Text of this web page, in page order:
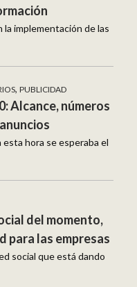
la implementación de las
, PUBLICIDAD
Alcance, números
esta hora se esperaba el
del momento,
para las empresas
social que está dando